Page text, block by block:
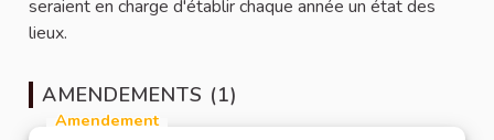
seraient en charge d'établir chaque année un état des
lieux.
AMENDEMENTS (1)
Amendement